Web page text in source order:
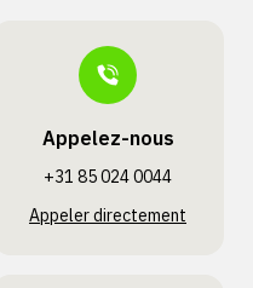
Appelez-nous
+31 85 024 0044
Appeler directement